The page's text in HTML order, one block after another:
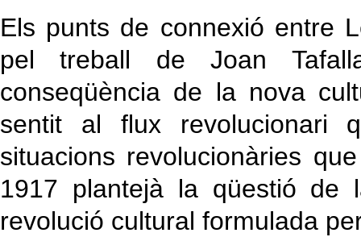
Els punts de connexió entre
pel treball de Joan
conseqüència de la nova
sentit al flux revolucionari
situacions revolucionàries
1917 plantejà la qüestió de
revolució cultural formulada